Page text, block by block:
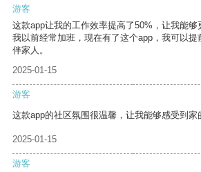
游客
这款app让我的工作效率提高了50%，让我能够
我以前经常加班，现在有了这个app，我可以
伴家人。
2025-01-15
游客
这款app的社区氛围很温馨，让我能够感受到家
2025-01-15
游客